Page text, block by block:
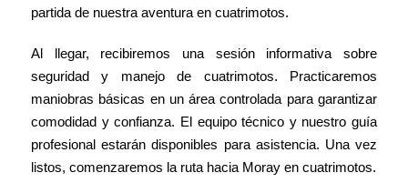
partida de nuestra aventura en cuatrimotos.
Al llegar, recibiremos una sesión informativa sobre
seguridad y manejo de cuatrimotos. Practicaremos
maniobras básicas en un área controlada para garantizar
comodidad y confianza. El equipo técnico y nuestro guía
profesional estarán disponibles para asistencia. Una vez
listos, comenzaremos la ruta hacia Moray en cuatrimotos.